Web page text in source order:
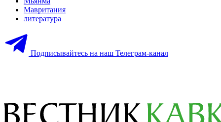
Мавритания
литература
Подписывайтесь на наш Телеграм-канал